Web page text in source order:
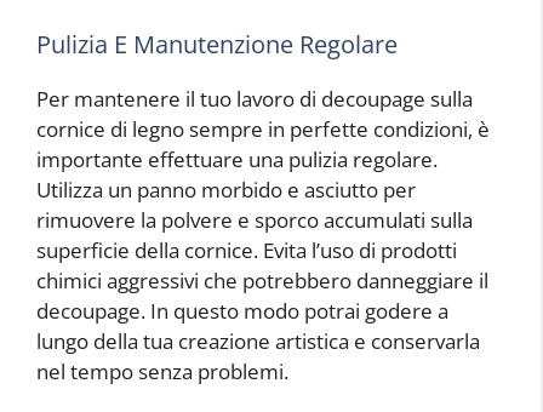
Pulizia E Manutenzione Regolare
Per mantenere il tuo lavoro di decoupage sulla
cornice di legno sempre in perfette condizioni, è
importante effettuare una pulizia regolare.
Utilizza un panno morbido e asciutto per
rimuovere la polvere e sporco accumulati sulla
superficie della cornice. Evita l’uso di prodotti
chimici aggressivi che potrebbero danneggiare il
decoupage. In questo modo potrai godere a
lungo della tua creazione artistica e conservarla
nel tempo senza problemi.